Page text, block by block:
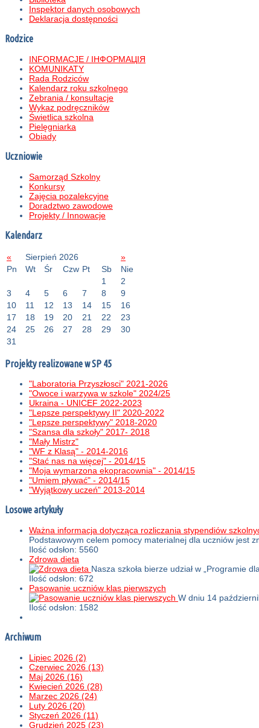
Inspektor danych osobowych
Deklaracja dostępności
Rodzice
INFORMACJE / ІНФОРМАЦІЯ
KOMUNIKATY
Rada Rodziców
Kalendarz roku szkolnego
Zebrania / konsultacje
Wykaz podręczników
Świetlica szkolna
Pielęgniarka
Obiady
Uczniowie
Samorząd Szkolny
Konkursy
Zajęcia pozalekcyjne
Doradztwo zawodowe
Projekty / Innowacje
Kalendarz
« Sierpień 2026
»
Pn
Wt Śr Czw Pt Sb
Nie
1
2
3
4 5 6 7 8
9
10
11 12 13 14 15
16
17
18 19 20 21 22
23
24
25 26 27 28 29
30
31
Projekty realizowane w SP 45
"Laboratoria Przyszłosci" 2021-2026
"Owoce i warzywa w szkole" 2024/25
Ukraina - UNICEF 2022-2023
"Lepsze perspektywy II" 2020-2022
"Lepsze perspektywy" 2018-2020
"Szansa dla szkoły" 2017- 2018
"Mały Mistrz"
"WF z Klasą" - 2014-2016
"Stać nas na więcej" - 2014/15
"Moja wymarzona ekopracownia" - 2014/15
"Umiem pływać" - 2014/15
"Wyjątkowy uczeń" 2013-2014
Losowe artykuły
Ważna informacja dotycząca rozliczania stypendiów
Podstawowym celem pomocy materialnej dla uczniów jest
Ilość odsłon: 5560
Zdrowa dieta
Nasza szkoła bierze udział w „Programie dla
Ilość odsłon: 672
Pasowanie uczniów klas pierwszych
W dniu 14
Ilość odsłon: 1582
Archiwum
Lipiec 2026 (2)
Czerwiec 2026 (13)
Maj 2026 (16)
Kwiecień 2026 (28)
Marzec 2026 (24)
Luty 2026 (20)
Styczeń 2026 (11)
Grudzień 2025 (23)